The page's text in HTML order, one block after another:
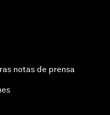
notas de prensa